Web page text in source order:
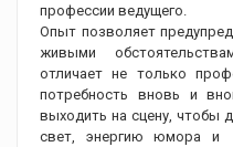
профессии ведущего.
Опыт позволяет
живыми
отличает не только
потребность вновь и
выходить на сцену, чтобы
свет, энергию юмора и